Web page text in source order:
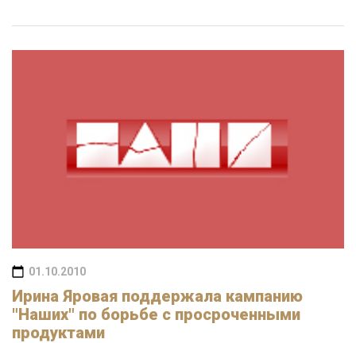
01.10.2010
Ирина Яровая поддержала кампанию
"Наших" по борьбе с просроченными
продуктами